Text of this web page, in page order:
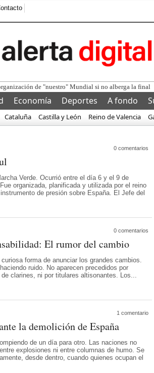
Economía Deportes A fondo
Cataluña Castilla y León Reino de Valencia
0 comentarios
Verde. Ocurrió entre el día 6 y el 9 de
organizada, planificada y utilizada por el reino
de presión sobre España. El Jefe del
0 comentarios
El rumor del cambio
forma de anunciar los grandes cambios.
ruido. No aparecen precedidos por
clarines, ni por titulares altisonantes. Los...
1 comentario
la demolición de España
de un día para otro. Las naciones no
explosiones ni entre columnas de humo. Se
desde dentro, cuando quienes ocupan el